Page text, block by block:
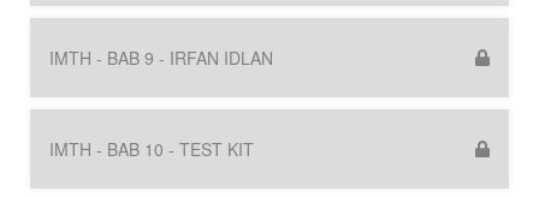
IMTH - BAB 9 - IRFAN IDLAN
IMTH - BAB 10 - TEST KIT